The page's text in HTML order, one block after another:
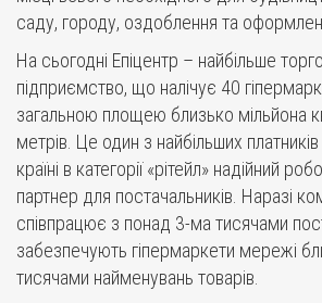
саду, городу, оздоблення та
На сьогодні Епіцентр – найбільше
підприємство, що налічує 40
загальною площею близько мільйона
метрів. Це один з найбільших платників
країні в категорії «рітейл» надійний
партнер для постачальників. Наразі
співпрацює з понад 3-ма тисячами
забезпечують гіпермаркети мережі
тисячами найменувань товарів.